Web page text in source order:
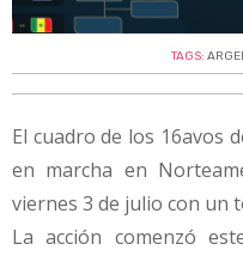
TAGS:
El cuadro de los 16avos
en marcha en
viernes 3 de julio con un
La acción comenzó